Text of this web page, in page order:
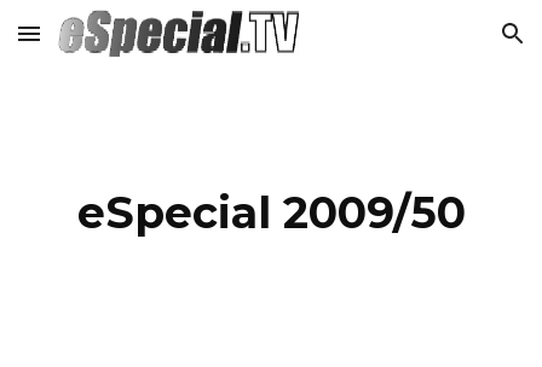
Skip to main content Skip to navigation
eSpecial 2009/50